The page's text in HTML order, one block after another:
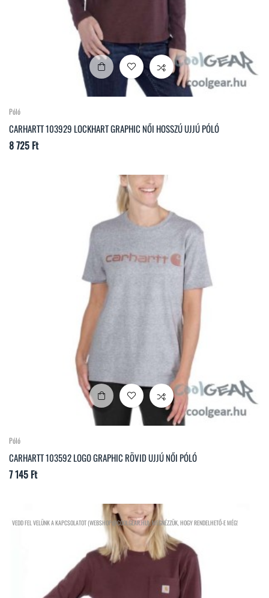
Póló
CARHARTT 103929 LOCKHART GRAPHIC NŐI HOSSZÚ UJJÚ PÓLÓ
Ár
8 725 Ft
Póló
CARHARTT 103592 LOGO GRAPHIC RÖVID UJJÚ NŐI PÓLÓ
Ár
7 145 Ft
VEDD FEL VELÜNK A KAPCSOLATOT (WEBSHOP@COOLGEAR.HU), MEGNÉZZÜK, HOGY RENDELHETŐ-E MÉG!